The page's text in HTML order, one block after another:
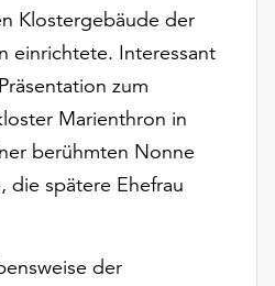
Klostergebäude der
einrichtete. Interessant
zum
Marienthron in
berühmten Nonne
die spätere Ehefrau
der